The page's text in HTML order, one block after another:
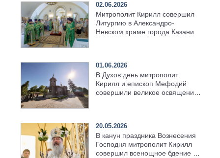
02.06.2026
Митрополит Кирилл совершил
Литургию в Александро-
Невском храме города Казани
01.06.2026
В Духов день митрополит
Кирилл и епископ Мефодий
совершили великое освящение
20.05.2026
В канун праздника Вознесения
Господня митрополит Кирилл
совершил всенощное бдение в